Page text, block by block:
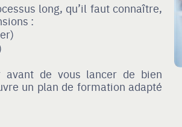
long, qu’il faut connaître,
:
avant de vous lancer de bien
un plan de formation adapté